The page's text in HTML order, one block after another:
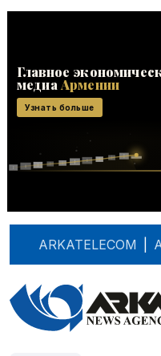
ARKATELECOM